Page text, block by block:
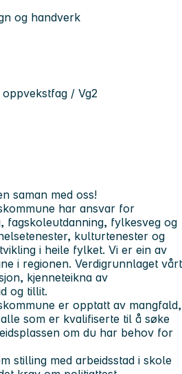
og handverk
/ Vg2
saman med oss!
har ansvar for
fagskoleutdanning, fylkesveg og
kulturtenester og
i heile fylket. Vi er ein av
i regionen. Verdigrunnlaget vårt
kjenneteikna av
og tillit.
er opptatt av mangfald,
som er kvalifiserte til å søke
om du har behov for
stilling med arbeidsstad i skole